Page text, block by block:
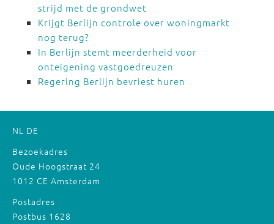
strijd met de grondwet
Krijgt Berlijn controle over woningmarkt
nog terug?
In Berlijn stemt meerderheid voor
onteigening vastgoedreuzen
Regering Berlijn bevriest huren
NL DE
Bezoekadres
Oude Hoogstraat 24
1012 CE Amsterdam
Postadres
Postbus 1628